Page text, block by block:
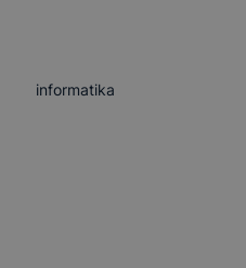
informatika